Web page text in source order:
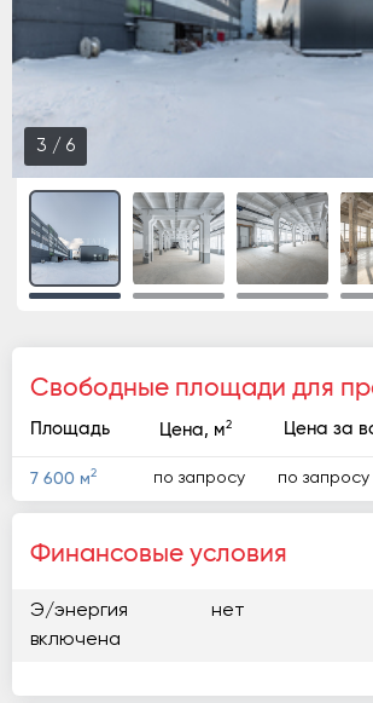
4 /6
Свободные площади для
Площадь Цена, м2 Цена за
7 600 м2 по запросу по запросу
Финансовые условия
Э/энергия
включена
нет